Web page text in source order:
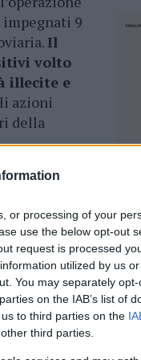
or processing of your
use the below opt-out
request is processed
utilized by us
You may separately
on the IAB’s list of
to third parties on the
third parties.
impegnati 9
Il
volto
illecite e
azioni
della
di
di
citata
che
regionale,
e
a